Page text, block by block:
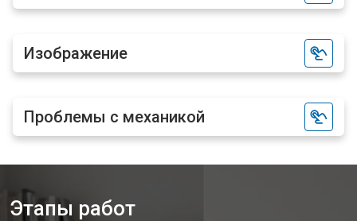
Изображение
Проблемы с механикой
Этапы работ